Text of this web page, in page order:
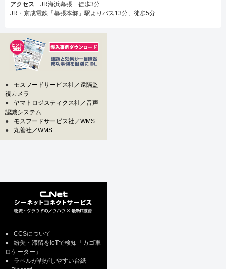
アクセス JR海浜幕張 徒歩3分
JR・京成電鉄「幕張本郷」駅よりバス13分、徒歩5分
●
モスフードサービス社／遠隔監
視カメラ
●
ヤマトロジスティクス社／音声
認識システム
●
モスフードサービス社／WMS
●
丸善社／WMS
●
CCSについて
●
紛失・滞留をIoTで検知「カゴ車
ロケーター」
●
ラベルが剥がしやすい台紙